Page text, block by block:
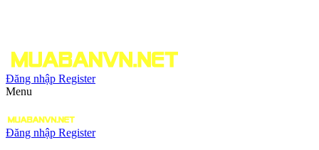
Đăng nhập Register
Menu
Đăng nhập Register